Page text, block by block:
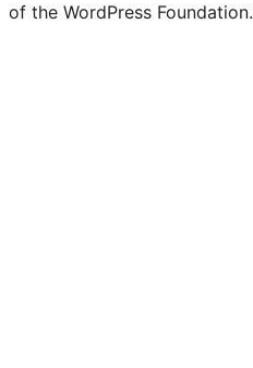
of the WordPress Foundation.